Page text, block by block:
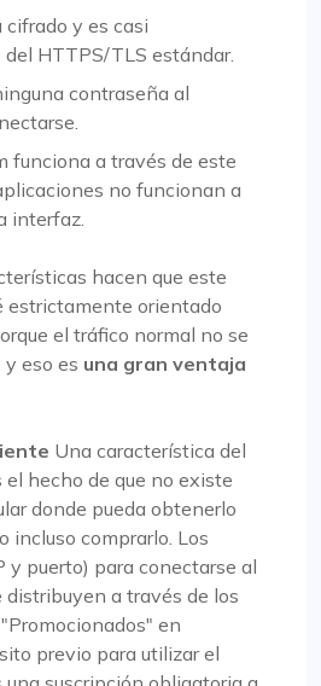
cifrado y es casi
HTTPS/TLS estándar.
contraseña al
funciona a través de este
no funcionan a
interfaz.
hacen que este
estrictamente orientado
el tráfico normal no se
y eso es una gran ventaja
Una característica del
hecho de que no existe
donde pueda obtenerlo
incluso comprarlo. Los
y puerto) para conectarse al
a través de los
en
previo para utilizar el